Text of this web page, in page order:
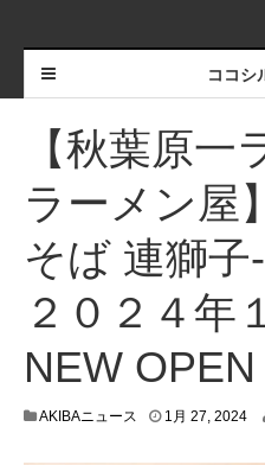
ココシ
【秋葉原一
ラーメン屋
そば 連獅子
２０２４年
NEW OPEN
AKIBAニュース 1月 27, 20241